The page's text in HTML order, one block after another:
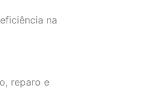
na
reparo e